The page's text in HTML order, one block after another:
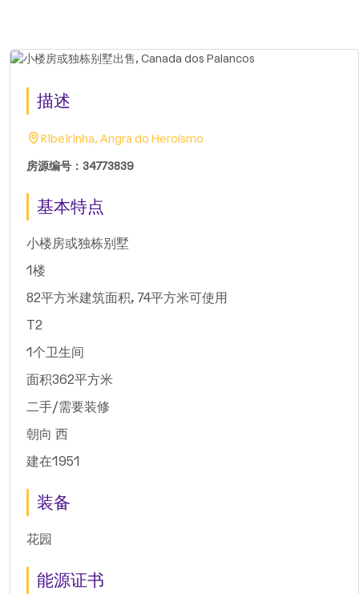
描述
Ribeirinha, Angra do Heroísmo
房源编号：34773839
基本特点
小楼房或独栋别墅
1楼
82平方米建筑面积, 74平方米可使用
T2
1个卫生间
面积362平方米
二手/需要装修
朝向 西
建在1951
装备
花园
能源证书